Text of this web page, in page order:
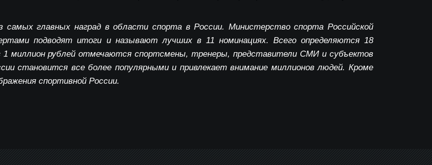
самых главных наград в области спорта в России. Министерство спорта Российской
подводят итоги и называют лучших в 11 номинациях. Всего определяются 18
1 миллион рублей отмечаются спортсмены, тренеры, представители СМИ и субъектов
становится все более популярными и привлекает внимание миллионов людей. Кроме
спортивной России.